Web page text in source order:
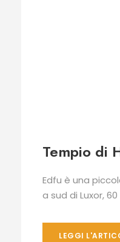
Tempio di
Edfu è una
a sud di Luxor,
LEGGI